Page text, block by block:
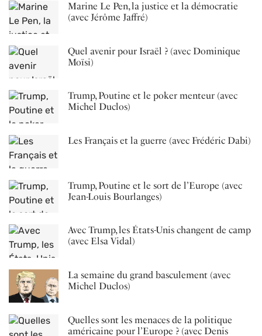
Marine Le Pen, la justice et la démocratie
(avec Jérôme Jaffré)
Quel avenir pour Israël ? (avec Dominique
Moïsi)
Trump, Poutine et le poker menteur (avec
Michel Duclos)
Les Français et la guerre (avec Frédéric Dabi)
Trump, Poutine et le sort de l’Europe (avec
Jean-Louis Bourlanges)
Avec Trump, les États-Unis changent de camp
(avec Elsa Vidal)
La semaine du grand basculement (avec
Michel Duclos)
Quelles sont les menaces de la politique
américaine pour l’Europe ? (avec Denis